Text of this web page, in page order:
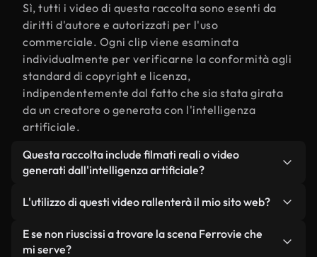
Sì, tutti i video di questa raccolta sono esenti da
diritti d'autore e autorizzati per l'uso
commerciale. Ogni clip viene esaminata
individualmente per verificarne la conformità agli
standard di copyright e licenza,
indipendentemente dal fatto che sia stata girata
da un creatore o generata con l'intelligenza
artificiale.
Questa raccolta include filmati reali o video
generati dall'intelligenza artificiale?
da filmati reali, girati da persone, relativi a
Ferrovie, e da video generati dall'intelligenza
artificiale. Ogni video è chiaramente etichettato,
L'utilizzo di questi video rallenterà il mio sito web?
Non se scegli le nostre versioni ottimizzate.
Offriamo formati leggeri e pronti per il web,
E se non riuscissi a trovare la scena Ferrovie che
mi serve?